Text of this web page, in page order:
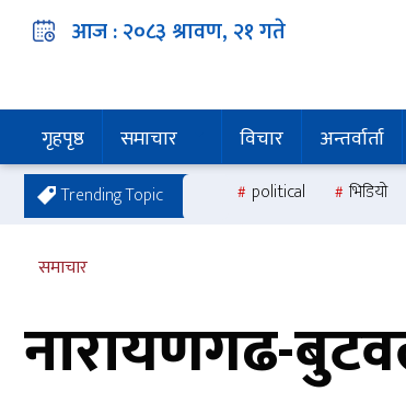
आज :२०८३ श्रावण, २१गते
गृहपृष्ठ समाचार विचार अन्तर्वार्ता
Trending Topic political भिडियो
समाचार
नारायणगढ-